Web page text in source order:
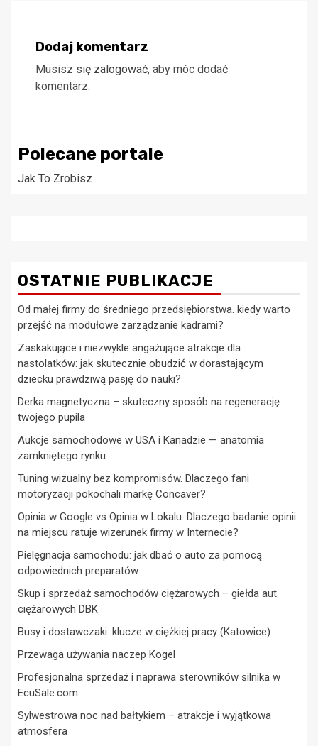
Dodaj komentarz
Musisz się zalogować, aby móc dodać
komentarz.
Polecane portale
Jak To Zrobisz
OSTATNIE PUBLIKACJE
Od małej firmy do średniego przedsiębiorstwa. kiedy warto
przejść na modułowe zarządzanie kadrami?
Zaskakujące i niezwykle angażujące atrakcje dla
nastolatków: jak skutecznie obudzić w dorastającym
dziecku prawdziwą pasję do nauki?
Derka magnetyczna – skuteczny sposób na regenerację
twojego pupila
Aukcje samochodowe w USA i Kanadzie — anatomia
zamkniętego rynku
Tuning wizualny bez kompromisów. Dlaczego fani
motoryzacji pokochali markę Concaver?
Opinia w Google vs Opinia w Lokalu. Dlaczego badanie opinii
na miejscu ratuje wizerunek firmy w Internecie?
Pielęgnacja samochodu: jak dbać o auto za pomocą
odpowiednich preparatów
Skup i sprzedaż samochodów ciężarowych – giełda aut
ciężarowych DBK
Busy i dostawczaki: klucze w ciężkiej pracy (Katowice)
Przewaga używania naczep Kogel
Profesjonalna sprzedaż i naprawa sterowników silnika w
EcuSale.com
Sylwestrowa noc nad bałtykiem – atrakcje i wyjątkowa
atmosfera